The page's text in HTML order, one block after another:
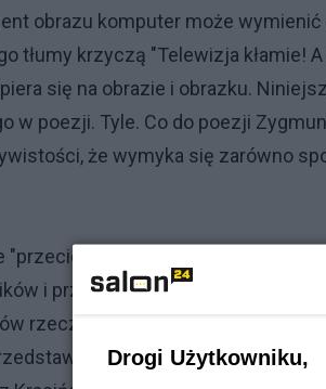
obrazu komputer może
tłumy krzyczą "Telewizja kłamie!
się na obrazie i obrazku.
w poezji. Tyle. Co do poezji
że wymyka się zarówno
"przecież ja nie maluję farbkami i
i przymiotników) można
rzeczy jest tym samym, co
w naszej psychice
Drogi Użytkowniku,